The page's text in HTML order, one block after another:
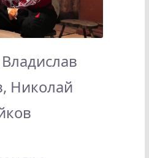
Николай